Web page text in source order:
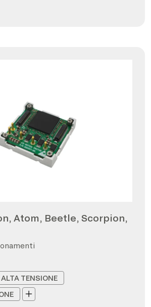
Atom, Beetle, Scorpion,
ALTA TENSIONE